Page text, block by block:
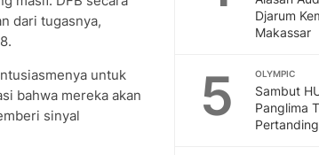
dari tugasnya,
untuk
bahwa mereka akan
sinyal
Djarum
Makassar
5 OLYMPIC
Sambut
Panglima